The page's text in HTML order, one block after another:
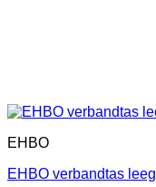
EHBO
EHBO verbandtas leeg